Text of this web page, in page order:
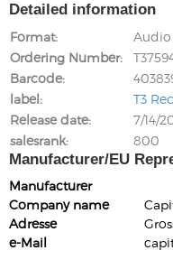
Detailed information
Format
Audio
Ordering Number
Barcode
label
T3
Release date
7/14/
salesrank
800
Manufacturer/EU
Manufacturer
Company name
Adresse
e-Mail